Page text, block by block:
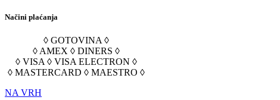
Načini plaćanja
◊ GOTOVINA ◊
◊ AMEX ◊ DINERS ◊
◊ VISA ◊ VISA ELECTRON ◊
◊ MASTERCARD ◊ MAESTRO ◊
NA VRH